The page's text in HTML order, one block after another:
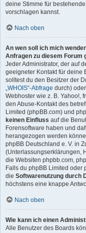
deine Stimme für
vorschlagen kannst.
Nach oben
An wen soll ich mich
Anfragen zu diesem Forum
Jeder Administrator, der auf
geeigneter Kontakt für deine
solltest du den Besitzer der
„WHOIS“-Abfrage durch)
Webhoster wie z. B. Yahoo!,
den Abuse-Kontakt des
Limited (phpBB.com) und
keinen Einfluss auf die
Forensoftware haben und
herangezogen werden
phpBB Deutschland e. V. in
(Unterlassungserklärungen,
die Websiten phpbb.com,
Falls du phpBB Limited oder
die Softwarenutzung durch
höchstens eine knappe
Nach oben
Wie kann ich einen
Alle Benutzer des Boards